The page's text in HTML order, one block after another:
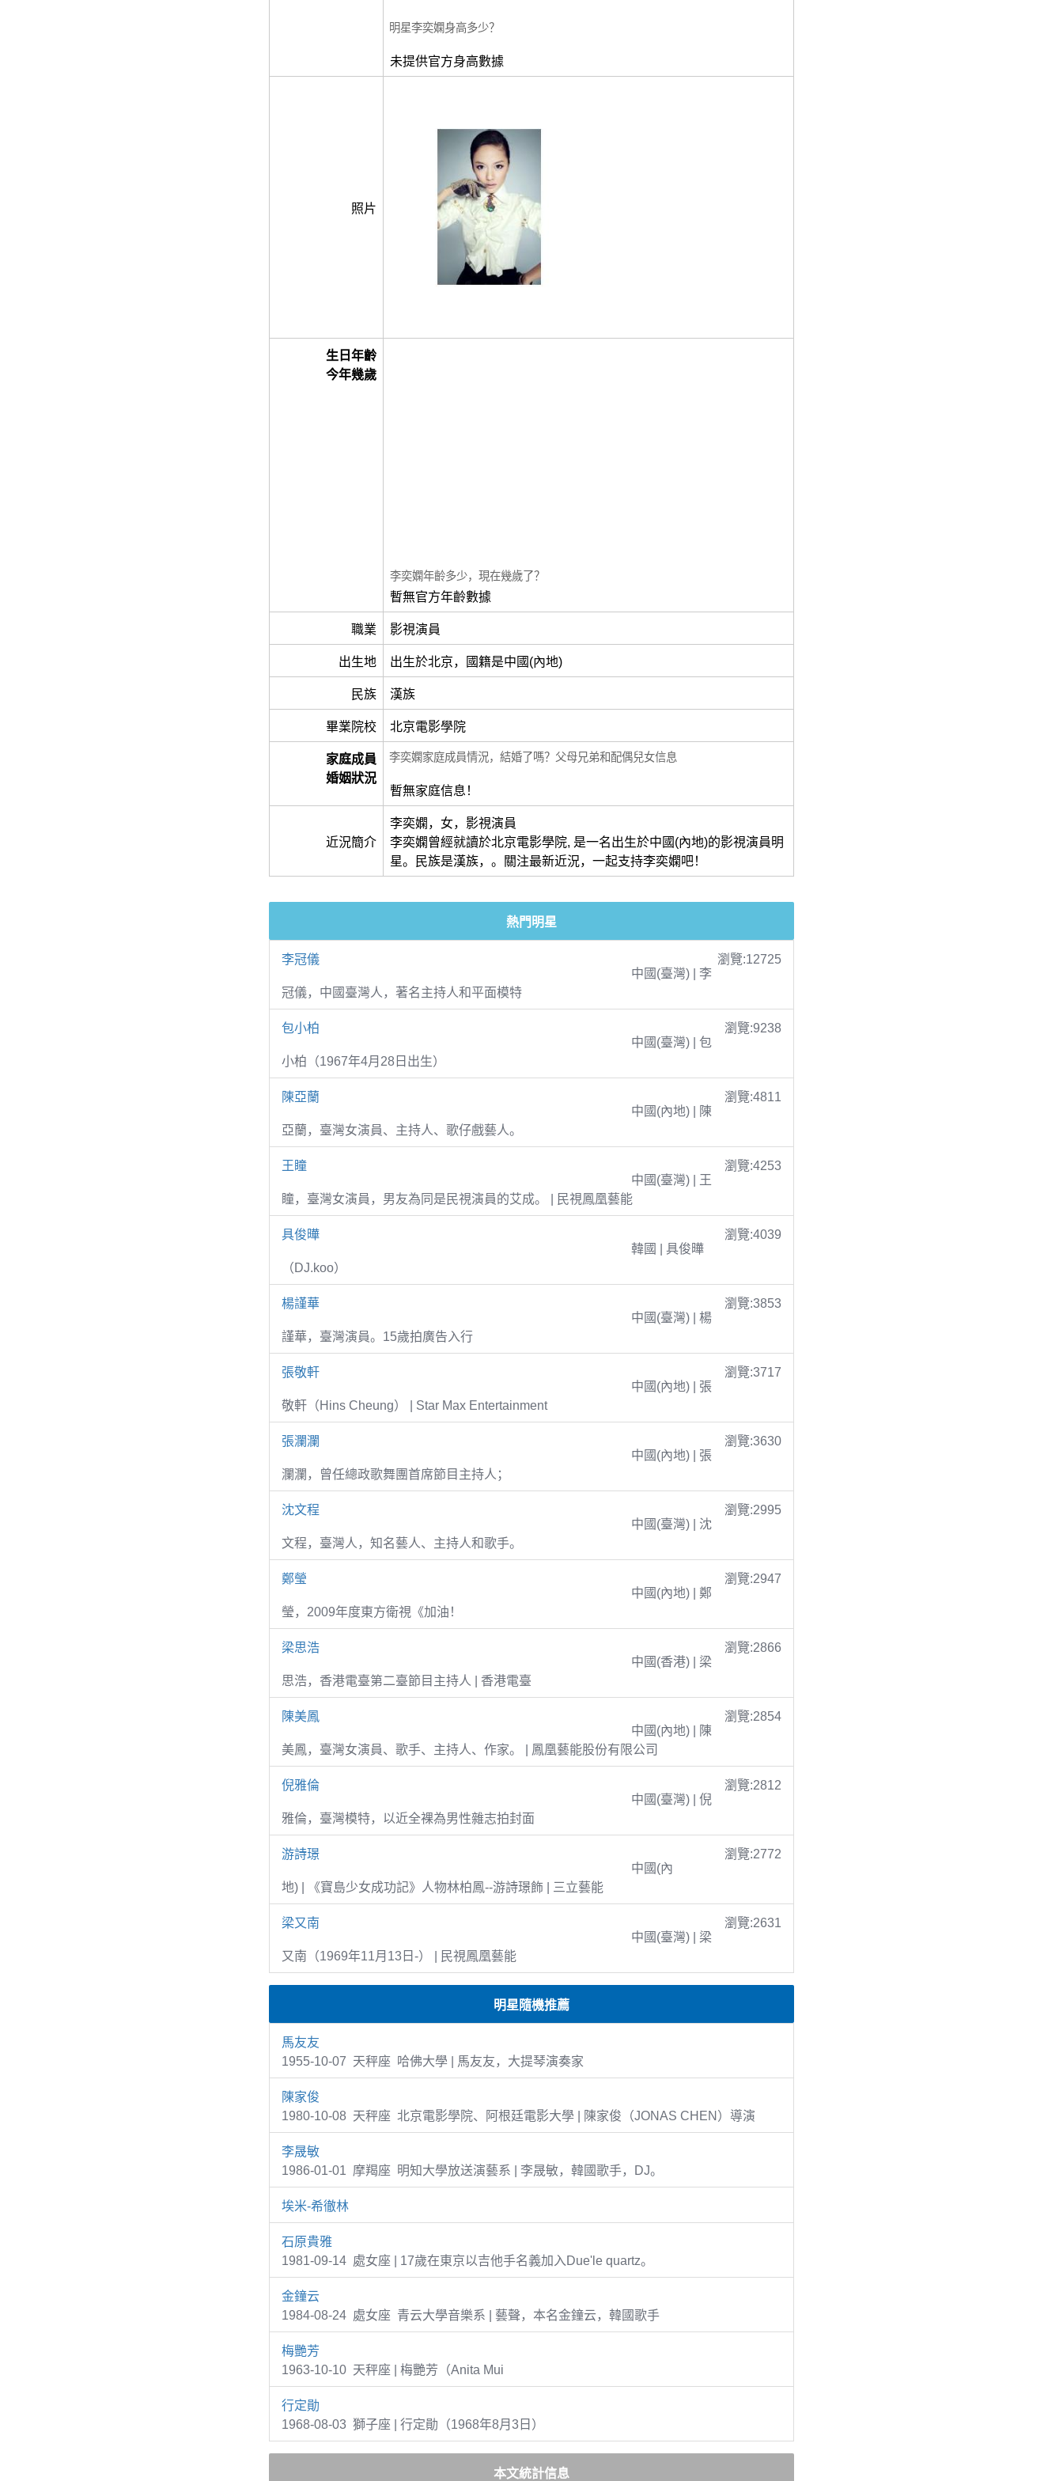
明星李奕嫻身高多少？
未提供官方身高數據
照片
生日年齡
今年幾歲
李奕嫻年齡多少，現在幾歲了？
暫無官方年齡數據
職業 影視演員
出生地 出生於北京，國籍是中國(內地)
民族 漢族
畢業院校 北京電影學院
家庭成員
婚姻狀況
李奕嫻家庭成員情況，結婚了嗎？父母兄弟和配偶兒女信息
暫無家庭信息！
近況簡介
李奕嫻，女，影視演員
李奕嫻曾經就讀於北京電影學院, 是一名出生於中國(內地)的影視演員明
星。民族是漢族，。關注最新近況，一起支持李奕嫻吧！
熱門明星
李冠儀
瀏覽:12725
中國(臺灣) | 李
冠儀，中國臺灣人，著名主持人和平面模特
包小柏
瀏覽:9238
中國(臺灣) | 包
小柏（1967年4月28日出生）
陳亞蘭
瀏覽:4811
中國(內地) | 陳
亞蘭，臺灣女演員、主持人、歌仔戲藝人。
王瞳
瀏覽:4253
中國(臺灣) | 王
瞳，臺灣女演員，男友為同是民視演員的艾成。 | 民視鳳凰藝能
具俊曄
瀏覽:4039
韓國 | 具俊曄
（DJ.koo）
楊謹華
瀏覽:3853
中國(臺灣) | 楊
謹華，臺灣演員。15歲拍廣告入行
張敬軒
瀏覽:3717
中國(內地) | 張
敬軒（Hins Cheung） | Star Max Entertainment
張瀾瀾
瀏覽:3630
中國(內地) | 張
瀾瀾，曾任總政歌舞團首席節目主持人；
沈文程
瀏覽:2995
中國(臺灣) | 沈
文程，臺灣人，知名藝人、主持人和歌手。
鄭瑩
瀏覽:2947
中國(內地) | 鄭
瑩，2009年度東方衛視《加油！
梁思浩
瀏覽:2866
中國(香港) | 梁
思浩，香港電臺第二臺節目主持人 | 香港電臺
陳美鳳
瀏覽:2854
中國(內地) | 陳
美鳳，臺灣女演員、歌手、主持人、作家。 | 鳳凰藝能股份有限公司
倪雅倫
瀏覽:2812
中國(臺灣) | 倪
雅倫，臺灣模特，以近全裸為男性雜志拍封面
游詩璟
瀏覽:2772
中國(內
地) | 《寶島少女成功記》人物林柏鳳--游詩璟飾 | 三立藝能
梁又南
瀏覽:2631
中國(臺灣) | 梁
又南（1969年11月13日-） | 民視鳳凰藝能
明星隨機推薦
馬友友
1955-10-07 天秤座 哈佛大學 | 馬友友，大提琴演奏家
陳家俊
1980-10-08 天秤座 北京電影學院、阿根廷電影大學 | 陳家俊（JONAS CHEN）導演
李晟敏
1986-01-01 摩羯座 明知大學放送演藝系 | 李晟敏，韓國歌手，DJ。
埃米-希徹林
石原貴雅
1981-09-14 處女座 | 17歲在東京以吉他手名義加入Due'le quartz。
金鐘云
1984-08-24 處女座 青云大學音樂系 | 藝聲，本名金鐘云，韓國歌手
梅艷芳
1963-10-10 天秤座 | 梅艷芳（Anita Mui
行定勛
1968-08-03 獅子座 | 行定勛（1968年8月3日）
本文統計信息